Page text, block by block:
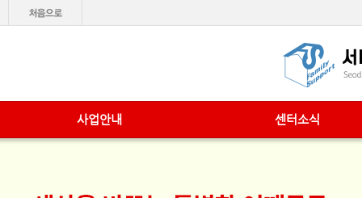
사업안내 센터소식